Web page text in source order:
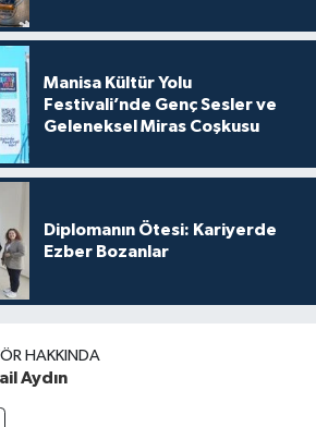
Manisa Kültür Yolu
Festivali’nde Genç Sesler ve
Geleneksel Miras Coşkusu
Diplomanın Ötesi: Kariyerde
Ezber Bozanlar
HAKKINDA
Aydın